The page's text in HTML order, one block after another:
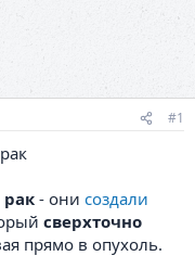
#1
- они создали
сверхточно
прямо в опухоль.